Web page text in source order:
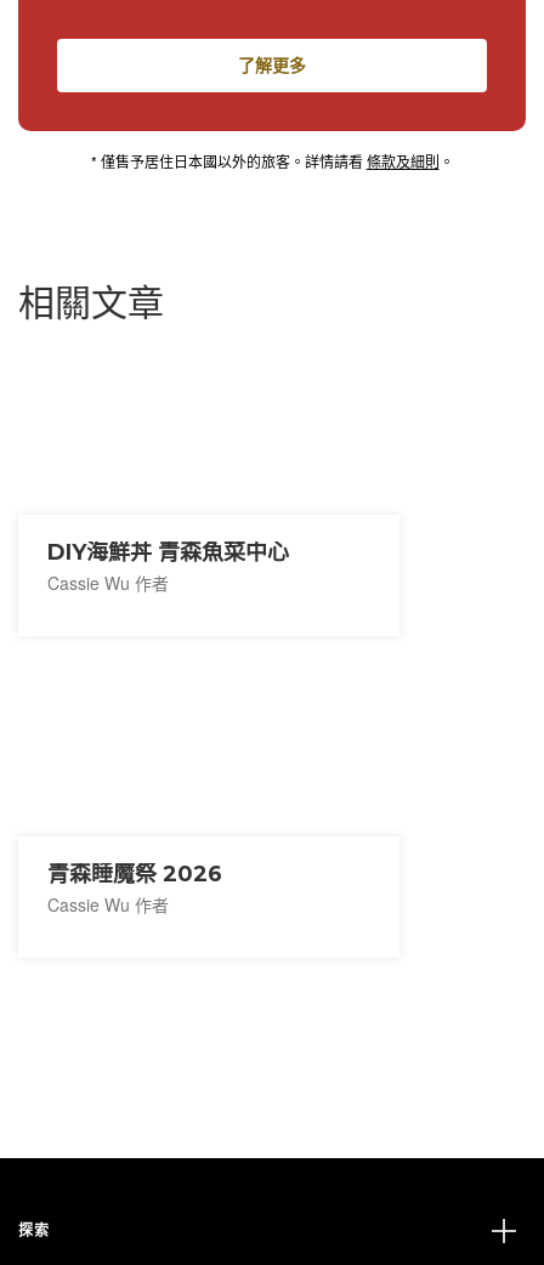
相關文章
DIY海鮮丼 青森魚菜中心
Cassie Wu 作者
青森睡魔祭 2026
Cassie Wu 作者
了解更多
* 僅售予居住日本國以外的旅客。詳情請看條款及細則 。
探索